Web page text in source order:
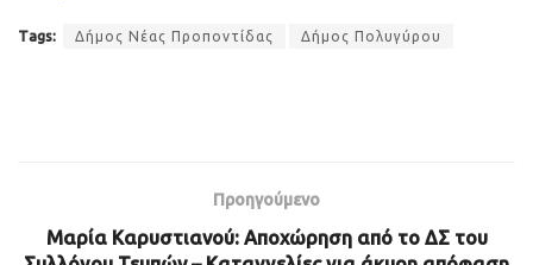
Tags: Δήμος Νέας Προποντίδας Δήμος Πολυγύρου
Προηγούμενο
Μαρία Καρυστιανού: Αποχώρηση από το ΔΣ του